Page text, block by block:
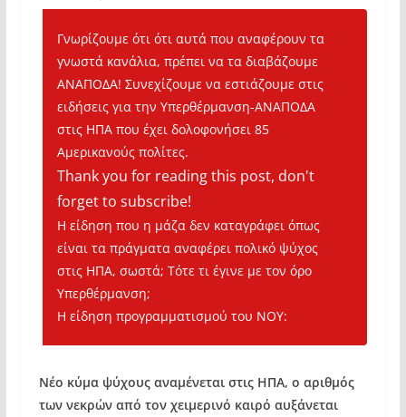
Γνωρίζουμε ότι ότι αυτά που αναφέρουν τα
γνωστά κανάλια, πρέπει να τα διαβάζουμε
ΑΝΑΠΟΔΑ! Συνεχίζουμε να εστιάζουμε στις
ειδήσεις για την Υπερθέρμανση-ΑΝΑΠΟΔΑ
στις ΗΠΑ που έχει δολοφονήσει 85
Αμερικανούς πολίτες.
Thank you for reading this post, don't
forget to subscribe!
Η είδηση που η μάζα δεν καταγράφει όπως
είναι τα πράγματα αναφέρει πολικό ψύχος
στις ΗΠΑ, σωστά; Τότε τι έγινε με τον όρο
Υπερθέρμανση;
Η είδηση προγραμματισμού του ΝΟΥ:
Νέο κύμα ψύχους αναμένεται στις ΗΠΑ, ο αριθμός
των νεκρών από τον χειμερινό καιρό αυξάνεται